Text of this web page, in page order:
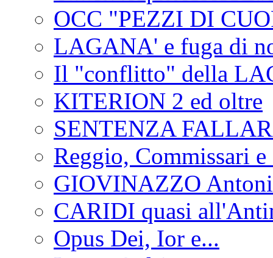
OCC "PEZZI DI
LAGANA' e fuga di
Il "conflitto" della
KITERION 2 ed oltre
SENTENZA
Reggio, Commissari
GIOVINAZZO
CARIDI quasi
Opus Dei, Ior e...